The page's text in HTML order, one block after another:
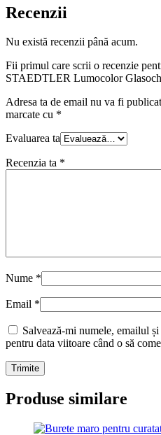
Recenzii
Nu există recenzii până acum.
Fii primul care scrii o recenzie
STAEDTLER Lumocolor
Adresa ta de email nu va fi
marcate cu *
Evaluarea ta
Recenzia ta *
Nume *
Email *
Salvează-mi numele, emailul
pentru data viitoare când o să
Produse similare